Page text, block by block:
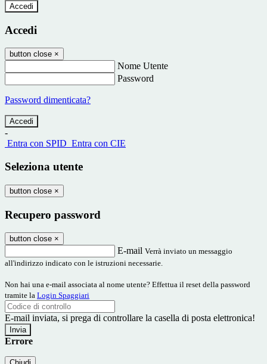
Accedi
Accedi
button close ×
Nome Utente
Password
Password dimenticata?
-
Entra con SPID Entra con CIE
Seleziona utente
button close ×
Recupero password
button close ×
E-mail Verrà inviato un messaggio
all'indirizzo indicato con le istruzioni necessarie.
Non hai una e-mail associata al nome utente? Effettua il reset della password
tramite la Login Spaggiari
E-mail inviata, si prega di controllare la casella di posta elettronica!
Errore